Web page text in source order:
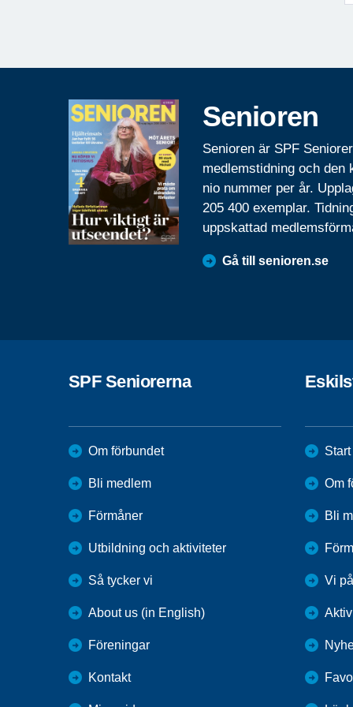
Senioren
Senioren är SPF
medlemstidning och den
nio nummer per år.
205 400 exemplar.
uppskattad
Gå till senioren.se
SPF Seniorerna
Om förbundet
Bli medlem
Förmåner
Utbildning och aktiviteter
Så tycker vi
About us (in English)
Föreningar
Kontakt
Start
Om
Bli
Vi